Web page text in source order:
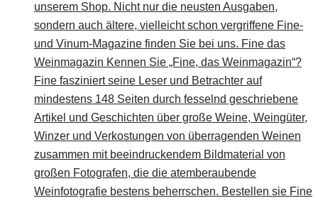
unserem Shop. Nicht nur die neusten Ausgaben,
sondern auch ältere, vielleicht schon vergriffene Fine-
und Vinum-Magazine finden Sie bei uns. Fine das
Weinmagazin Kennen Sie „Fine, das Weinmagazin“?
Fine fasziniert seine Leser und Betrachter auf
mindestens 148 Seiten durch fesselnd geschriebene
Artikel und Geschichten über große Weine, Weingüter,
Winzer und Verkostungen von überragenden Weinen
zusammen mit beeindruckendem Bildmaterial von
großen Fotografen, die die atemberaubende
Weinfotografie bestens beherrschen. Bestellen sie Fine